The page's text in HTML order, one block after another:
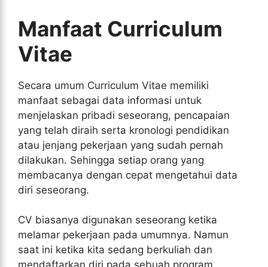
Manfaat Curriculum
Vitae
Secara umum Curriculum Vitae memiliki
manfaat sebagai data informasi untuk
menjelaskan pribadi seseorang, pencapaian
yang telah diraih serta kronologi pendidikan
atau jenjang pekerjaan yang sudah pernah
dilakukan. Sehingga setiap orang yang
membacanya dengan cepat mengetahui data
diri seseorang.
CV biasanya digunakan seseorang ketika
melamar pekerjaan pada umumnya. Namun
saat ini ketika kita sedang berkuliah dan